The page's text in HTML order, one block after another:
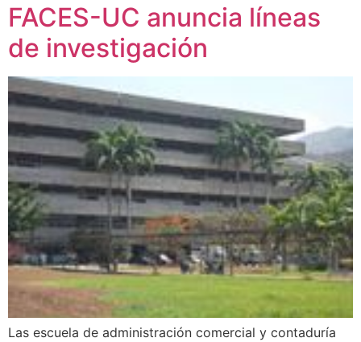
FACES-UC anuncia líneas
de investigación
Las escuela de administración comercial y contaduría